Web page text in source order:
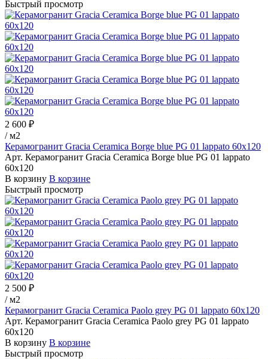
Быстрый просмотр
2 600 ₽
/ м2
Керамогранит Gracia Ceramica Borge blue PG 01 lappato 60х120
Арт. Керамогранит Gracia Ceramica Borge blue PG 01 lappato
60х120
В корзину В корзине
Быстрый просмотр
2 500 ₽
/ м2
Керамогранит Gracia Ceramica Paolo grey PG 01 lappato 60х120
Арт. Керамогранит Gracia Ceramica Paolo grey PG 01 lappato
60х120
В корзину В корзине
Быстрый просмотр